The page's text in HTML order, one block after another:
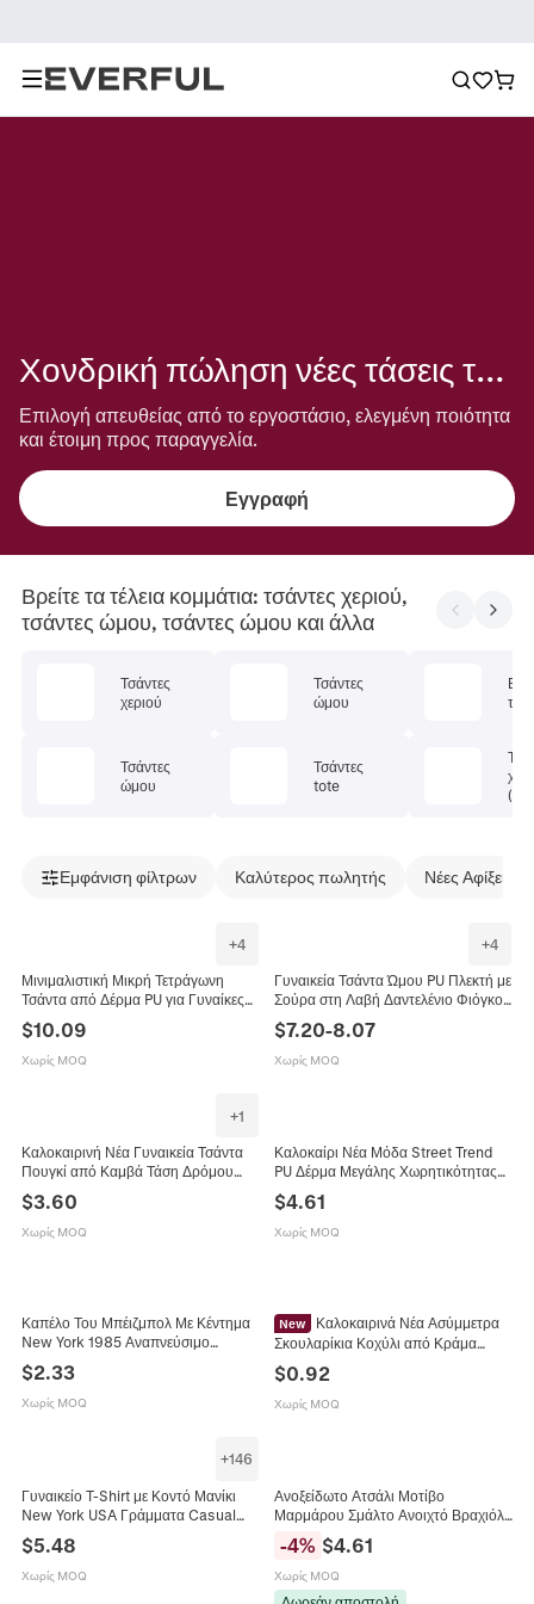
Χονδρική πώληση νέες τάσεις του καλοκαιριού
Επιλογή απευθείας από το εργοστάσιο, ελεγμένη ποιότητα
και έτοιμη προς παραγγελία.
Εγγραφή
Βρείτε τα τέλεια κομμάτια: τσάντες χεριού,
τσάντες ώμου, τσάντες ώμου και άλλα
Τσάντες
χεριού
Τσάντες
ώμου
Τσάντες
ώμου
Τσάντες
tote
Εμφάνιση φίλτρων Καλύτερος πωλητής Νέες Αφίξεις
+4
Μινιμαλιστική Μικρή Τετράγωνη
Τσάντα από Δέρμα PU για Γυναίκες
2025 Καλοκαιρινή Νέα Μόδα Τάση
Μονόχρωμη Τσάντα Χειρός Με
Χοντρή Λαβή Και Λουράκι Ώμου
$10.09
Χωρίς MOQ
+4
Γυναικεία Τσάντα Ώμου PU Πλεκτή με
Σούρα στη Λαβή Δαντελένιο Φιόγκο
Μαργαριταρένιο Charm Μόδα Shell
Τσάντα Χιαστί Καλοκαιρινή Τάση
$7.20-8.07
Χωρίς MOQ
+1
Καλοκαιρινή Νέα Γυναικεία Τσάντα
Πουγκί από Καμβά Τάση Δρόμου
Κορδόνι Χιαστί Μεγάλης
Χωρητικότητας Ελαφριά Casual
Τσάντα Ώμου
$3.60
Χωρίς MOQ
Καλοκαίρι Νέα Μόδα Street Trend
PU Δέρμα Μεγάλης Χωρητικότητας
Τσάντα Ώμου Χιαστί Χρηστική
Τετράγωνη Messenger Τσάντα με
Πολλές Τσέπες για Γυναίκες
$4.61
Χωρίς MOQ
Καπέλο Του Μπέιζμπολ Με Κέντημα
New York 1985 Αναπνεύσιμο
Πλέγμα Καπέλο Trucker Ρυθμιζόμενο
Snapback Καλοκαιρινή Προστασία
Από Τον Ήλιο
$2.33
Χωρίς MOQ
New
Καλοκαιρινά Νέα Ασύμμετρα
Σκουλαρίκια Κοχύλι από Κράμα
Σμάλτο Τεχνητό Μαργαριτάρι
Κρεμαστά Σκουλαρίκια για Γυναίκες
Κοσμήματα Παραλίας
$0.92
Χωρίς MOQ
+146
Γυναικείο T-Shirt με Κοντό Μανίκι
New York USA Γράμματα Casual
Μείγμα Βαμβακιού Streetwear Top
$5.48
Χωρίς MOQ
Ανοξείδωτο Ατσάλι Μοτίβο
Μαρμάρου Σμάλτο Ανοιχτό Βραχιόλι
Επιχρυσωμένο Κόσμημα για
Γυναίκες
-4% $4.61
Χωρίς MOQ